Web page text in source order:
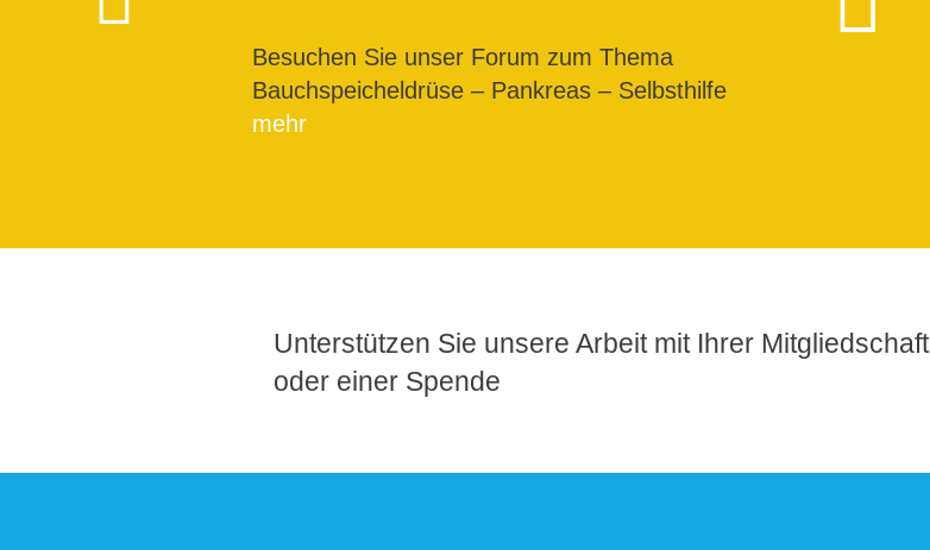
Besuchen Sie unser Forum zum Thema
Bauchspeicheldrüse – Pankreas – Selbsthilfe
mehr
Unterstützen Sie unsere Arbeit mit Ihrer Mitgliedschaft
oder einer Spende